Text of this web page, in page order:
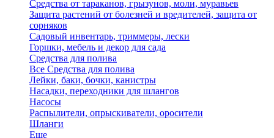
Средства от тараканов, грызунов, моли, муравьев
Защита растений от болезней и вредителей, защита от
сорняков
Садовый инвентарь, триммеры, лески
Горшки, мебель и декор для сада
Средства для полива
Все Средства для полива
Лейки, баки, бочки, канистры
Насадки, переходники для шлангов
Насосы
Распылители, опрыскиватели, оросители
Шланги
Еще